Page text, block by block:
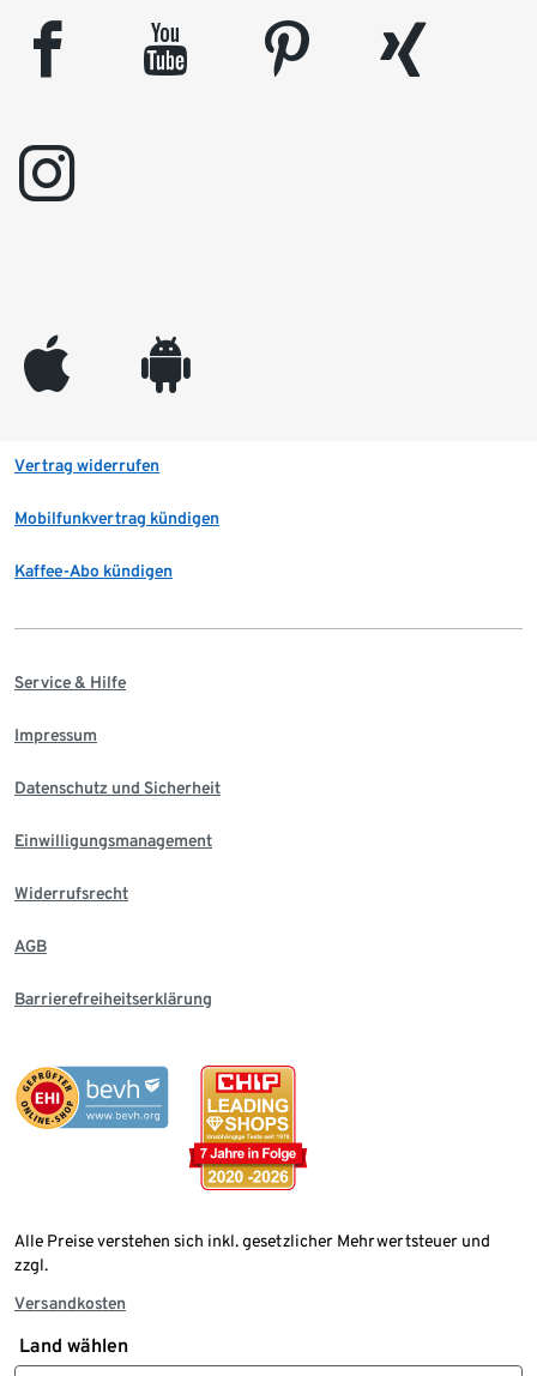
facebook youtube pinterest
xing
instagram
appleinc android
Vertrag widerrufen
Mobilfunkvertrag kündigen
Kaffee-Abo kündigen
Service & Hilfe
Impressum
Datenschutz und Sicherheit
Einwilligungsmanagement
Widerrufsrecht
AGB
Barrierefreiheitserklärung
Alle Preise verstehen sich inkl. gesetzlicher Mehrwertsteuer und
zzgl.
Versandkosten
Land wählen